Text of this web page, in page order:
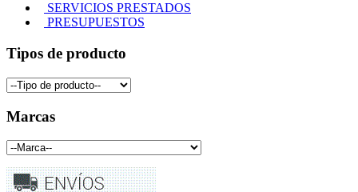
SERVICIOS PRESTADOS
PRESUPUESTOS
Tipos de producto
Marcas